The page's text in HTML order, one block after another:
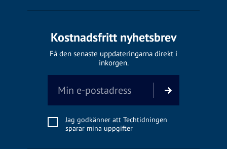
Kostnadsfritt nyhetsbrev
Få den senaste uppdateringarna direkt i
inkorgen.
Jag godkänner att Techtidningen
sparar mina uppgifter